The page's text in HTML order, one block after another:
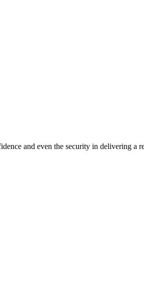
and even the security in delivering